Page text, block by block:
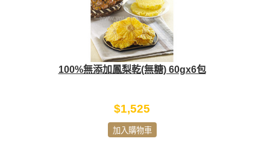
100%無添加鳳梨乾(無糖) 60gx6包
$1,525
加入購物車